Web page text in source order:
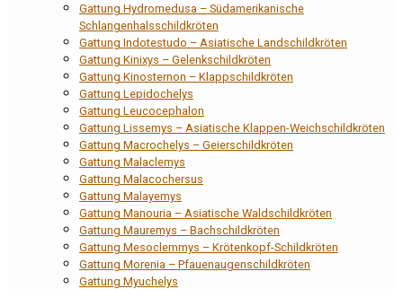
Gattung Hydromedusa – Südamerikanische
Schlangenhalsschildkröten
Gattung Indotestudo – Asiatische Landschildkröten
Gattung Kinixys – Gelenkschildkröten
Gattung Kinosternon – Klappschildkröten
Gattung Lepidochelys
Gattung Leucocephalon
Gattung Lissemys – Asiatische Klappen-Weichschildkröten
Gattung Macrochelys – Geierschildkröten
Gattung Malaclemys
Gattung Malacochersus
Gattung Malayemys
Gattung Manouria – Asiatische Waldschildkröten
Gattung Mauremys – Bachschildkröten
Gattung Mesoclemmys – Krötenkopf-Schildkröten
Gattung Morenia – Pfauenaugenschildkröten
Gattung Myuchelys